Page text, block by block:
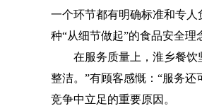
一个环节都有明确标准和专
种“从细节做起”的食品安全理
在服务质量上，淮乡餐饮坚
整洁。”有顾客感慨：“服务
竞争中立足的重要原因。